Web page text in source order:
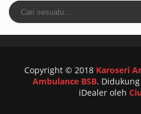
Copyright © 2018 Karoseri
Ambulance BSB.
iDealer oleh